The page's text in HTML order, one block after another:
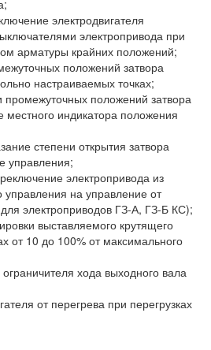
электродвигателя
электропривода при
арматуры крайних положений;
положений затвора
настраиваемых точках;
промежуточных положений затвора
индикатора положения
степени открытия затвора
управления;
электропривода из
управления на управление от
электроприводов ГЗ-А, ГЗ-Б КС);
выставляемого крутящего
от 10 до 100% от максимального
хода выходного вала
от перегрева при перегрузках